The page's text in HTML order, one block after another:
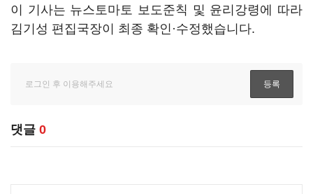
이 기사는 뉴스토마토 보도준칙 및 윤리강령에 따라
김기성 편집국장이 최종 확인·수정했습니다.
댓글 0